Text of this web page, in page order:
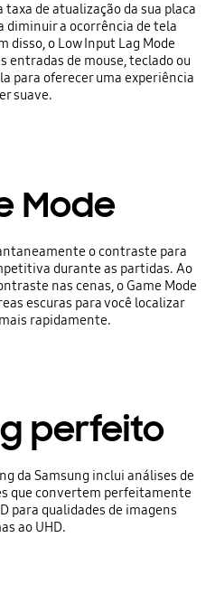
taxa de atualização da sua placa
diminuir a ocorrência de tela
disso, o Low Input Lag Mode
entradas de mouse, teclado ou
para oferecer uma experiência
suave.
Mode
o contraste para
durante as partidas. Ao
nas cenas, o Game Mode
escuras para você localizar
rapidamente.
perfeito
da Samsung inclui análises de
que convertem perfeitamente
para qualidades de imagens
ao UHD.